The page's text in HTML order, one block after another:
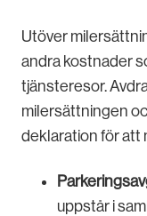
Utöver
andra kostnader
tjänsteresor.
milersättningen
deklaration för att
uppstår i